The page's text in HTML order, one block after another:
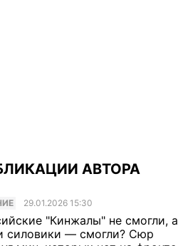
АВТОРА
29.01.2026 15:30
"Кинжалы" не смогли, а
силовики — смогли? Сюр